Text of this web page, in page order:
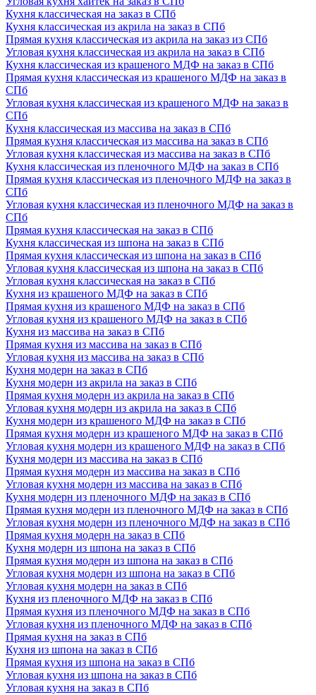
Кухня классическая на заказ в СПб
Кухня классическая из акрила на заказ в СПб
Прямая кухня классическая из акрила на заказ из СПб
Угловая кухня классическая из акрила на заказ в СПб
Кухня классическая из крашеного МДФ на заказ в СПб
Прямая кухня классическая из крашеного МДФ на заказ в
СПб
Угловая кухня классическая из крашеного МДФ на заказ в
СПб
Кухня классическая из массива на заказ в СПб
Прямая кухня классическая из массива на заказ в СПб
Угловая кухня классическая из массива на заказ в СПб
Кухня классическая из пленочного МДФ на заказ в СПб
Прямая кухня классическая из пленочного МДФ на заказ в
СПб
Угловая кухня классическая из пленочного МДФ на заказ в
СПб
Прямая кухня классическая на заказ в СПб
Кухня классическая из шпона на заказ в СПб
Прямая кухня классическая из шпона на заказ в СПб
Угловая кухня классическая из шпона на заказ в СПб
Угловая кухня классическая на заказ в СПб
Кухня из крашеного МДФ на заказ в СПб
Прямая кухня из крашеного МДФ на заказ в СПб
Угловая кухня из крашеного МДФ на заказ в СПб
Кухня из массива на заказ в СПб
Прямая кухня из массива на заказ в СПб
Угловая кухня из массива на заказ в СПб
Кухня модерн на заказ в СПб
Кухня модерн из акрила на заказ в СПб
Прямая кухня модерн из акрила на заказ в СПб
Угловая кухня модерн из акрила на заказ в СПб
Кухня модерн из крашеного МДФ на заказ в СПб
Прямая кухня модерн из крашеного МДФ на заказ в СПб
Угловая кухня модерн из крашеного МДФ на заказ в СПб
Кухня модерн из массива на заказ в СПб
Прямая кухня модерн из массива на заказ в СПб
Угловая кухня модерн из массива на заказ в СПб
Кухня модерн из пленочного МДФ на заказ в СПб
Прямая кухня модерн из пленочного МДФ на заказ в СПб
Угловая кухня модерн из пленочного МДФ на заказ в СПб
Прямая кухня модерн на заказ в СПб
Кухня модерн из шпона на заказ в СПб
Прямая кухня модерн из шпона на заказ в СПб
Угловая кухня модерн из шпона на заказ в СПб
Угловая кухня модерн на заказ в СПб
Кухня из пленочного МДФ на заказ в СПб
Прямая кухня из пленочного МДФ на заказ в СПб
Угловая кухня из пленочного МДФ на заказ в СПб
Прямая кухня на заказ в СПб
Кухня из шпона на заказ в СПб
Прямая кухня из шпона на заказ в СПб
Угловая кухня из шпона на заказ в СПб
Угловая кухня на заказ в СПб